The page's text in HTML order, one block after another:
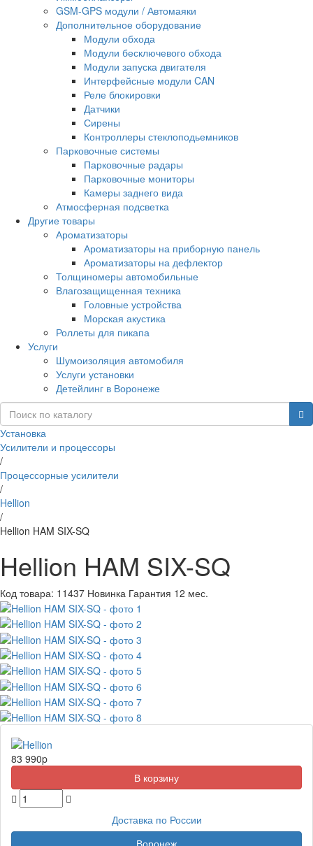
GSM-GPS модули / Автомаяки
Дополнительное оборудование
Модули обхода
Модули бесключевого обхода
Модули запуска двигателя
Интерфейсные модули CAN
Реле блокировки
Датчики
Сирены
Контроллеры стеклоподьемников
Парковочные системы
Парковочные радары
Парковочные мониторы
Камеры заднего вида
Атмосферная подсветка
Другие товары
Ароматизаторы
Ароматизаторы на приборную панель
Ароматизаторы на дефлектор
Толщиномеры автомобильные
Влагозащищенная техника
Головные устройства
Морская акустика
Роллеты для пикапа
Услуги
Шумоизоляция автомобиля
Услуги установки
Детейлинг в Воронеже
Установка
Усилители и процессоры
/
Процессорные усилители
/
Hellion
/
Hellion HAM SIX-SQ
Hellion HAM SIX-SQ
Код товара: 11437 Новинка Гарантия 12 мес.
83 990p
Доставка по России
Воронеж